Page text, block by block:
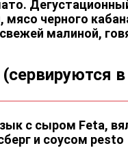
мясо черного
малиной,
с сыром Feta,
и соусом pesto